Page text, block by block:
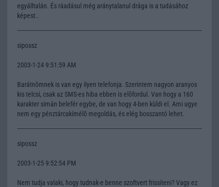
egyálltalán. És ráadásul még aránytalanul drága is a tudásához
képest..
sipossz
2003-1-24 9:51:59 AM
Barátnõmnek is van egy ilyen telefonja. Szerintem nagyon aranyos
kis telcsi, csak az SMS-es hiba ebben is elõfordul. Van hogy a 160
karakter simán belefér egybe, de van hogy 4-ben küldi el. Ami ugye
nem egy pénztárcakímélõ megoldás, és elég bosszantó lehet.
sipossz
2003-1-25 9:52:54 PM
Nem tudja valaki, hogy tudnak-e benne szoftvert frissíteni? Vagy ez